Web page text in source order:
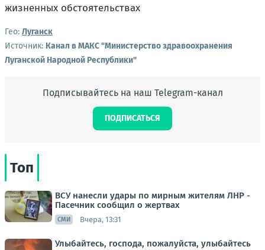
Гео: Луганск
Источник: Канал в МАКС "Министерство здравоохранения
Луганской Народной Республики"
Подписывайтесь на наш Telegram-канал
ПОДПИСАТЬСЯ
Топ
ВСУ нанесли удары по мирным жителям ЛНР -
Пасечник сообщил о жертвах
СМИ Вчера, 13:31
Улыбайтесь, господа, пожалуйста, улыбайтесь